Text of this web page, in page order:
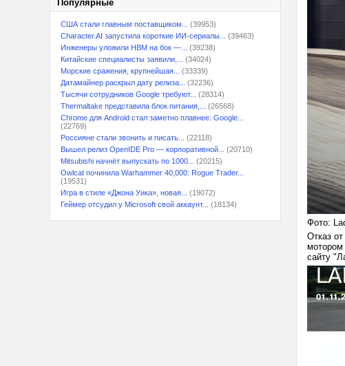
Популярные
США стали главным поставщиком...
(39953)
Character.AI запустила короткие ИИ-сериалы...
(39463)
Инженеры уложили HBM на бок —...
(39238)
Китайские специалисты заявили,...
(34024)
Морские сражения, крупнейшая...
(33339)
Датамайнер раскрыл дату релиза...
(32236)
Тысячи сотрудников Google требуют...
(28314)
Thermaltake представила блок питания,...
(26568)
Chrome для Android стал заметно плавнее: Google...
(22769)
Россияне стали звонить и писать...
(22118)
Вышел релиз OpenIDE Pro — корпоративной...
(20710)
Mitsubishi начнёт выпускать по 1000...
(20215)
Owlcat починила Warhammer 40,000: Rogue Trader...
(19531)
Игра в стиле «Джона Уика», новая...
(19072)
Геймер отсудил у Microsoft свой аккаунт...
(18134)
Фото:
Отказ
мотором
сайту